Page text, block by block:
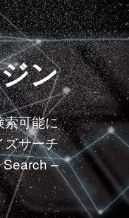
ン
索可能に
ズサーチ
–